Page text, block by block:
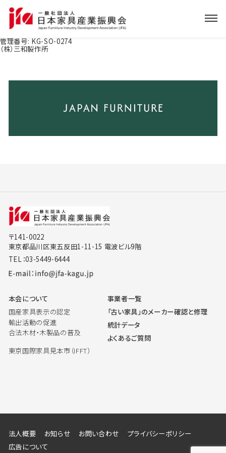
管理番号: KG-SO-0274
（株）三和製作所
〒141-0022
東京都品川区東五反田1-11-15 電波ビル9階
TEL：03-5449-6444
本会について
国産家具表示の認定
輸出活動の促進
合法木材・木製品の普及
東京国際家具見本市（IFFT）
事業者一覧
「古い家具」のメーカー確認と修理
統計データ
よくあるご質問
法人概要 お知らせ お問い合わせ
プライバシーポリシー
広告について